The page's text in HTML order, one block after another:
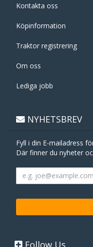
Kontakta oss
Köpinformation
Traktor registrering
Om oss
Lediga jobb
NYHETSBREV
Fyll i din E-mailadress
Där finner du nyheter
Follow Us